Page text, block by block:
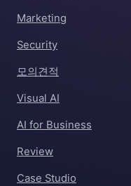
Marketing
Security
모의견적
Visual AI
AI for Business
Review
Case Studio